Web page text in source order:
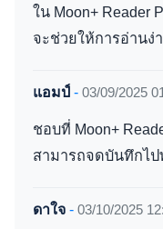
ใน Moon+ Reader
จะช่วยให้การอ่านง่
แอมป์ - 03/09/2025
ชอบที่ Moon+
สามารถจดบันทึกไ
ดาใจ - 03/10/2025